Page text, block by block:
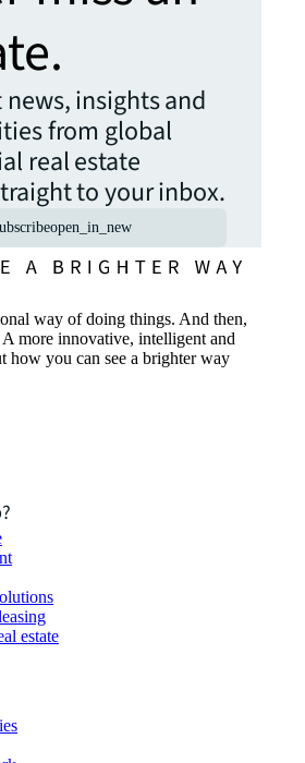
insights and
from global
real estate
to your inbox.
open_in_new
way of doing things. And then,
A more innovative, intelligent and
how you can see a brighter way
estate